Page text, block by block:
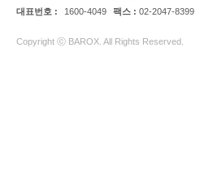
대표번호 :
1600-4049 팩스 : 02-2047-8399
Copyright ⓒ BAROX. All Rights Reserved.